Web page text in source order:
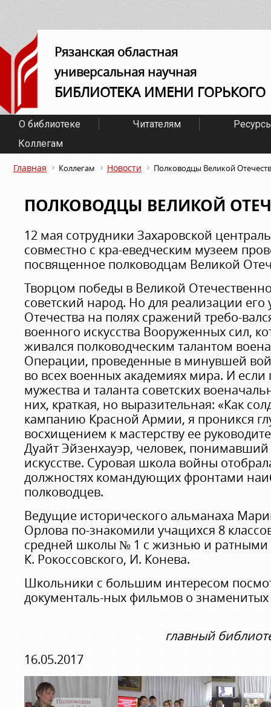
Рязанская областная
универсальная научная
БИБЛИОТЕКА ИМЕНИ ГОРЬКОГО
О библиотеке Читателям
Коллегам
Главная Коллегам Новости Полководцы Великой
ПОЛКОВОДЦЫ ВЕЛИКОЙ
12 мая сотрудники Захаровской
совместно с кра-еведческим музеем
посвященное полководцам Великой
Творцом победы в Великой
советский народ. Но для реализации
Отечества на полях сражений требо-
военного искусства Вооруженных сил,
живался полководческим талантом
Операции, проведенные в минувшей
во всех военных академиях мира. И если
мужества и таланта советских
них, краткая, но выразительная: «Как
кампанию Красной Армии, я проникся
восхищением к мастерству ее
Дуайт Эйзенхауэр, человек,
искусстве. Суровая школа войны
должностях командующих фронтами
полководцев.
Ведущие исторического альманаха
Орлова по-знакомили учащихся 8
средней школы № 1 с жизнью и ратными
К. Рокоссовского, И. Конева.
Школьники с большим интересом
документаль-ных фильмов о знаменитых
главный
16.05.2017